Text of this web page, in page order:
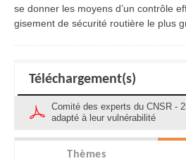
se donner les moyens d’un contrôle
gisement de sécurité routière le plus
Téléchargement(s)
Comité des experts du CNSR -
adapté à leur vulnérabilité
Thèmes